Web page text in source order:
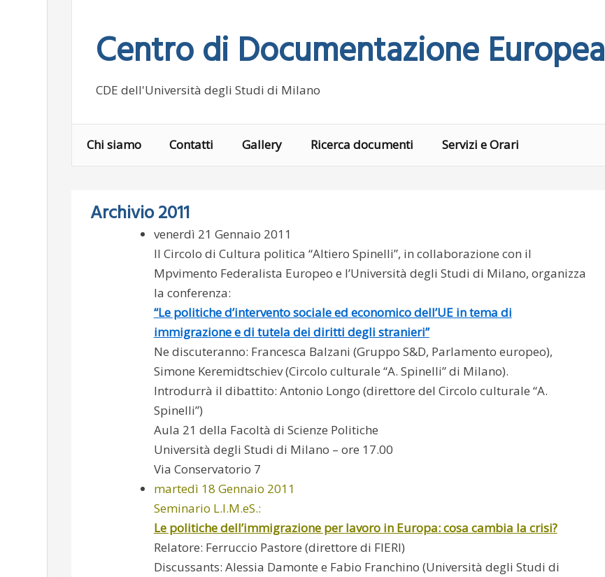
contentCentro di Documentazione Europea
CDE dell'Università degli Studi di Milano
Chi siamo Contatti Gallery Ricerca documenti Servizi e Orari
Archivio 2011
venerdì 21 Gennaio 2011
Il Circolo di Cultura politica “Altiero Spinelli”, in collaborazione con il
Mpvimento Federalista Europeo e l’Università degli Studi di Milano, organizza
la conferenza:
“Le politiche d’intervento sociale ed economico dell’UE in tema di
immigrazione e di tutela dei diritti degli stranieri”
Ne discuteranno: Francesca Balzani (Gruppo S&D, Parlamento europeo),
Simone Keremidtschiev (Circolo culturale “A. Spinelli” di Milano).
Introdurrà il dibattito: Antonio Longo (direttore del Circolo culturale “A.
Spinelli”)
Aula 21 della Facoltà di Scienze Politiche
Università degli Studi di Milano – ore 17.00
Via Conservatorio 7
martedì 18 Gennaio 2011
Seminario L.I.M.eS.:
Le politiche dell’immigrazione per lavoro in Europa: cosa cambia la crisi?
Relatore: Ferruccio Pastore (direttore di FIERI)
Discussants: Alessia Damonte e Fabio Franchino (Università degli Studi di